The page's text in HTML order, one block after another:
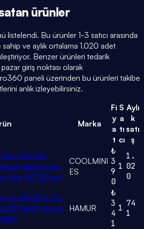
ürünler
listelendi. Bu ürünler 1-3 satıcı arasında
ve aylık ortalama 1.020 adet
Benzer ürünleri tedarik
giriş noktası olarak
paneli üzerinden bu ürünleri takibe
anlık izleyebilirsiniz.
Marka
Fi
y
a
t
S
a
tı
cı
Aylı
k
satı
ş
3’lü Set,
Battaniyesi,
Bez, 80*90 cm
COOLMINI
ES
₺
3
9
0
1
1.
02
0
80x100 Cm
Çift Taraflı Koyun
HAMUR
₺
3
4
1
1 74
1